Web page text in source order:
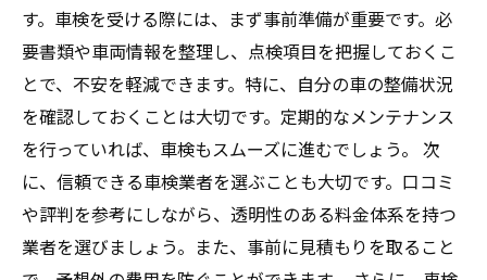
す。車検を受ける際には、まず事前準備が重要です。必
要書類や車両情報を整理し、点検項目を把握しておくこ
とで、不安を軽減できます。特に、自分の車の整備状況
を確認しておくことは大切です。定期的なメンテナンス
を行っていれば、車検もスムーズに進むでしょう。 次
に、信頼できる車検業者を選ぶことも大切です。口コミ
や評判を参考にしながら、透明性のある料金体系を持つ
業者を選びましょう。また、事前に見積もりを取ること